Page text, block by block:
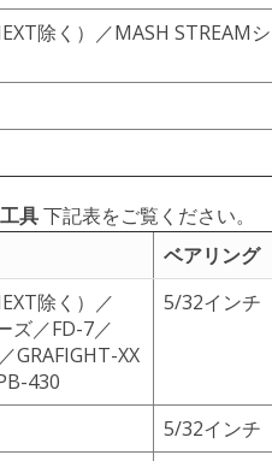
除く）／MASH STREAM
具下記表をご覧ください。
ベアリング
除く）／
ズ／FD-7／
GRAFIGHT-XX
430
5/32インチ
5/32インチ